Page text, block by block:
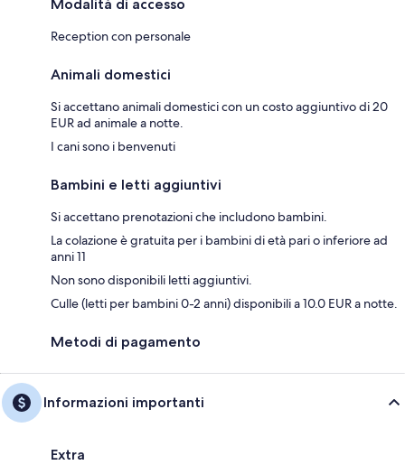
Modalità di accesso
Reception con personale
Animali domestici
Si accettano animali domestici con un costo aggiuntivo di 20
EUR ad animale a notte.
I cani sono i benvenuti
Bambini e letti aggiuntivi
Si accettano prenotazioni che includono bambini.
La colazione è gratuita per i bambini di età pari o inferiore ad
anni 11
Non sono disponibili letti aggiuntivi.
Culle (letti per bambini 0-2 anni) disponibili a 10.0 EUR a notte.
Metodi di pagamento
Informazioni importanti
Extra